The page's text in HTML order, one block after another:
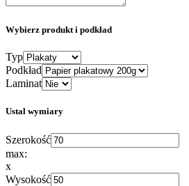
Wybierz produkt i podkład
Typ
Podkład
Laminat
Ustal wymiary
Szerokość
max:
x
Wysokość